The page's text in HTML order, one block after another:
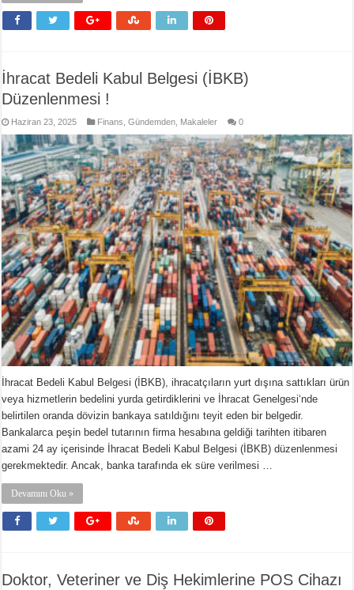
İhracat Bedeli Kabul Belgesi (İBKB)
Düzenlenmesi !
Haziran 23, 2025 Finans ,Gündemden Makaleler 0
İhracat Bedeli Kabul Belgesi (İBKB), ihracatçıların yurt dışına sattıkları ürün
veya hizmetlerin bedelini yurda getirdiklerini ve İhracat Genelgesi‘nde
belirtilen oranda dövizin bankaya satıldığını teyit eden bir belgedir.
Bankalarca peşin bedel tutarının firma hesabına geldiği tarihten itibaren
azami 24 ay içerisinde İhracat Bedeli Kabul Belgesi (İBKB) düzenlenmesi
gerekmektedir. Ancak, banka tarafında ek süre verilmesi …
Devamını Oku »
Doktor, Veteriner ve Diş Hekimlerine POS Cihazı